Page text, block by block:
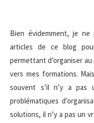
Bien évidemment, je
articles de ce blog
permettant d’organiser
vers mes formations.
souvent s’il n’y a
problématiques
solutions, il n’y a pas un